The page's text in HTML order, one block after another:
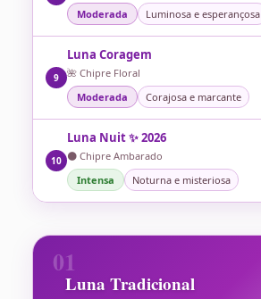
Moderada
Luminosa e esperançosa
9
Luna Coragem
🌺 Chipre Floral
Moderada
Corajosa e marcante
10
Luna Nuit ✨ 2026
🌑 Chipre Ambarado
Intensa
Noturna e misteriosa
01
Luna Tradicional